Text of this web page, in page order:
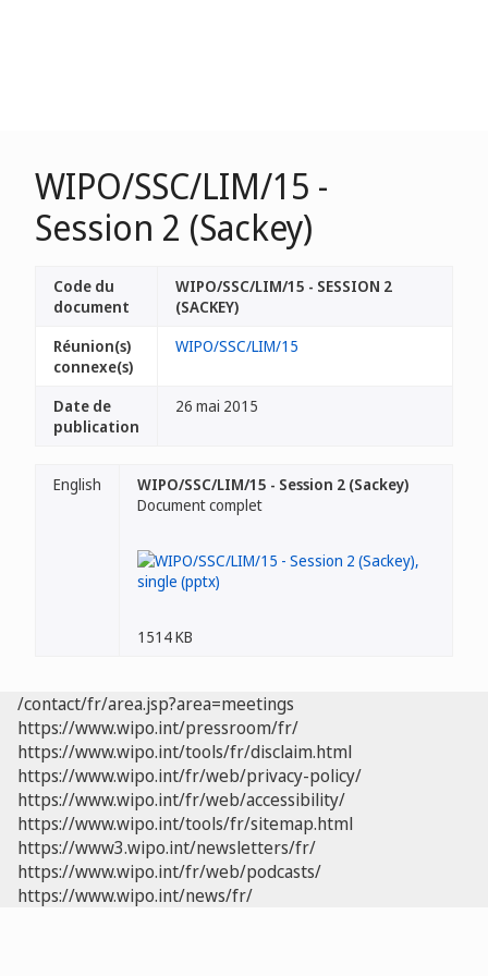
WIPO/SSC/LIM/15 -
Session 2 (Sackey)
Code du
document
WIPO/SSC/LIM/15 - SESSION 2
(SACKEY)
Réunion(s)
connexe(s)
WIPO/SSC/LIM/15
Date de
publication
26 mai 2015
English
WIPO/SSC/LIM/15 - Session 2 (Sackey)
Document complet
1514 KB
/contact/fr/area.jsp?area=meetings
https://www.wipo.int/pressroom/fr/
https://www.wipo.int/tools/fr/disclaim.html
https://www.wipo.int/fr/web/privacy-policy/
https://www.wipo.int/fr/web/accessibility/
https://www.wipo.int/tools/fr/sitemap.html
https://www3.wipo.int/newsletters/fr/
https://www.wipo.int/fr/web/podcasts/
https://www.wipo.int/news/fr/